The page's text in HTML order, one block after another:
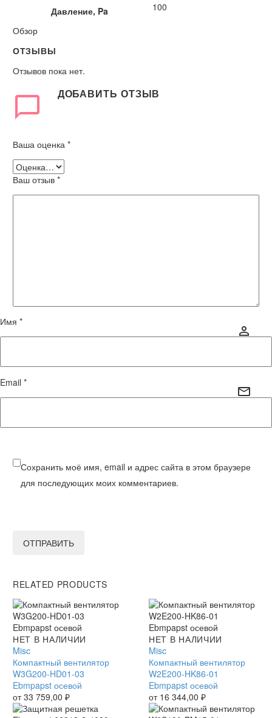
Давление, Pa
100
Обзор
ОТЗЫВЫ
Отзывов пока нет.
ДОБАВИТЬ ОТЗЫВ
Ваша оценка *
Ваш отзыв *
Имя *
Email *
Сохранить моё имя, email и адрес сайта в этом браузере
для последующих моих комментариев.
ОТПРАВИТЬ
RELATED PRODUCTS
Компактный
вентилятор
W3G200-
HD01-
03
Ebmpapst
осевой
НЕТ В НАЛИЧИИ
Misc
Компактный вентилятор
W3G200-HD01-03
Ebmpapst осевой
от33 759,00 ₽
Компактный
вентилятор
W2E200-
HK86-
01
Ebmpapst
осевой
НЕТ В НАЛИЧИИ
Misc
Компактный вентилятор
W2E200-HK86-01
Ebmpapst осевой
от 16 344,00 ₽